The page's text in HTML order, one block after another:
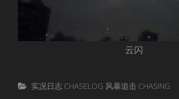
云闪
Categories
实况日志 CHASELOG 风暴追击 CHASING